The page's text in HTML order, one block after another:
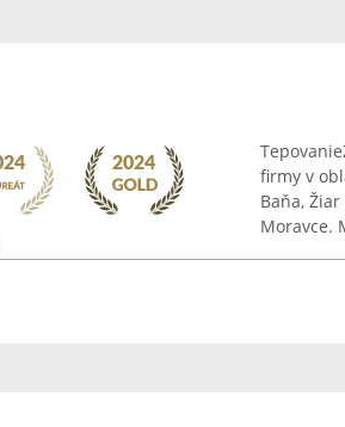
firmy v
Baňa,
Moravce.